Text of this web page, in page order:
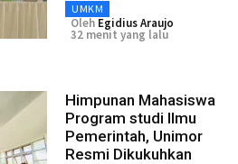
UMKM
Oleh Egidius Araujo
32 menit yang lalu
Himpunan Mahasiswa
Program studi Ilmu
Pemerintah, Unimor
Resmi Dikukuhkan